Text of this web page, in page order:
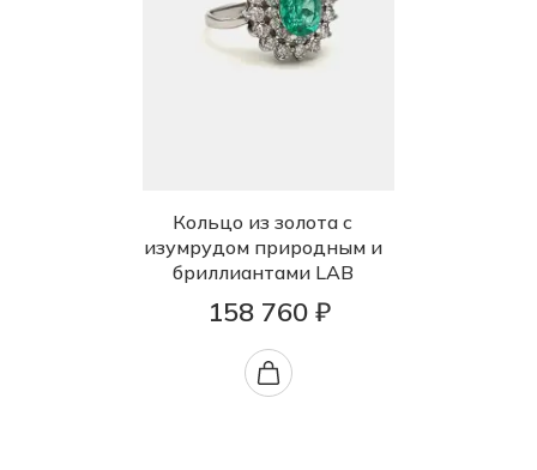
Кольцо из золота с
изумрудом природным и
бриллиантами LAB
158 760 ₽